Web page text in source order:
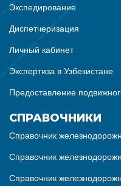
Экспедирование
Диспетчеризация
Личный кабинет
Экспертиза в Узбекистане
Предоставление
СПРАВОЧНИКИ
Справочник
Справочник
Справочник